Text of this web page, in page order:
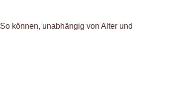
können, unabhängig von Alter und